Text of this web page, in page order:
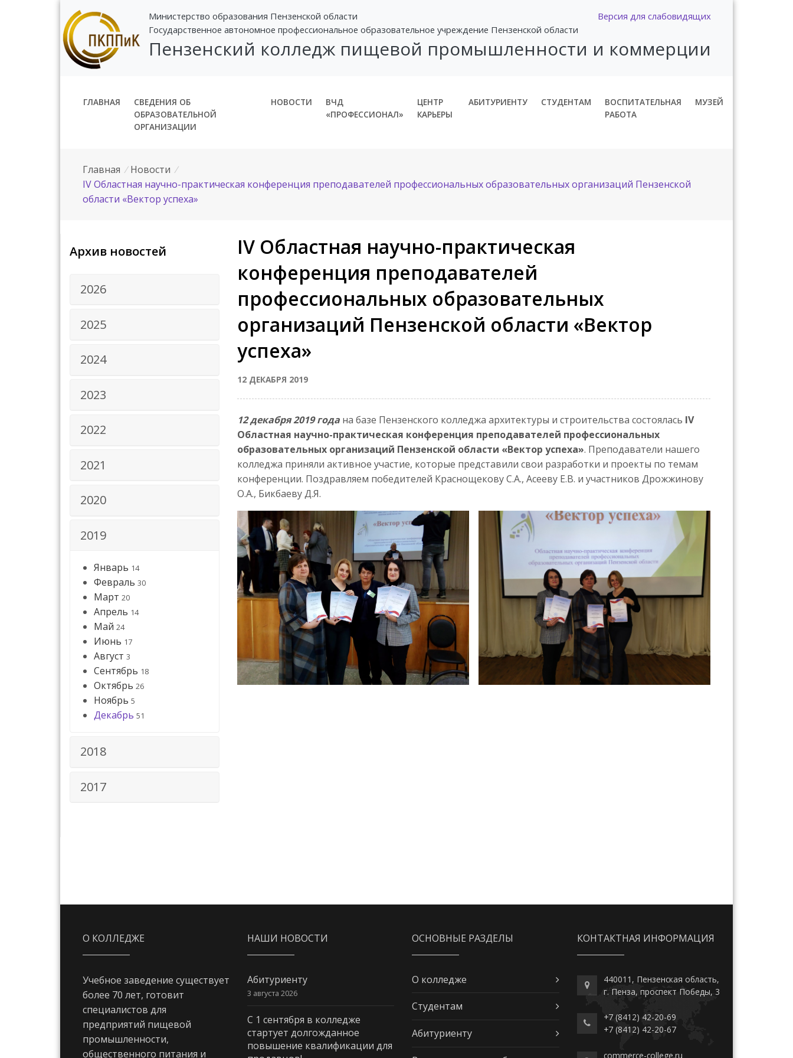
Версия для слабовидящих
Министерство образования Пензенской области
Государственное автономное профессиональное образовательное учреждение Пензенской области
Пензенский колледж пищевой промышленности и коммерции
ГЛАВНАЯ
СВЕДЕНИЯ ОБ
ОБРАЗОВАТЕЛЬНОЙ
ОРГАНИЗАЦИИ
НОВОСТИ
ВЧД
«ПРОФЕССИОНАЛ»
ЦЕНТР
КАРЬЕРЫ
АБИТУРИЕНТУ СТУДЕНТАМ
ВОСПИТАТЕЛЬНАЯ
РАБОТА
МУЗЕЙ
Главная / Новости /
IV Областная научно-практическая конференция преподавателей профессиональных образовательных организаций Пензенской
области «Вектор успеха»
Архив новостей
2026
2025
2024
2023
2022
2021
2020
2019
Январь 14
Февраль 30
Март 20
Апрель 14
Май 24
Июнь 17
Август 3
Сентябрь 18
Октябрь 26
Ноябрь 5
Декабрь 51
2018
2017
IV Областная научно-практическая
конференция преподавателей
профессиональных образовательных
организаций Пензенской области «Вектор
успеха»
12 ДЕКАБРЯ 2019
12 декабря 2019 года на базе Пензенского колледжа архитектуры и строительства состоялась IV
Областная научно-практическая конференция преподавателей профессиональных
образовательных организаций Пензенской области «Вектор успеха». Преподаватели нашего
колледжа приняли активное участие, которые представили свои разработки и проекты по темам
конференции. Поздравляем победителей Краснощекову С.А., Асееву Е.В. и участников Дрожжинову
О.А., Бикбаеву Д.Я.
О КОЛЛЕДЖЕ
Учебное заведение существует
более 70 лет, готовит
специалистов для
предприятий пищевой
промышленности,
общественного питания и
НАШИ НОВОСТИ
Абитуриенту
3 августа 2026
С 1 сентября в колледже
стартует долгожданное
повышение квалификации для
ОСНОВНЫЕ РАЗДЕЛЫ
О колледже
Студентам
Абитуриенту
КОНТАКТНАЯ ИНФОРМАЦИЯ
440011, Пензенская область,
г. Пенза, проспект Победы, 3
+7 (8412) 42-20-69
+7 (8412) 42-20-67
commerce-college.ru